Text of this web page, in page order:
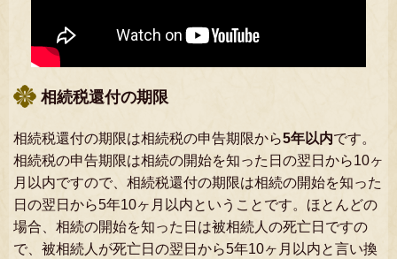
相続税還付の期限
相続税還付の期限は相続税の申告期限から5年以内です。
相続税の申告期限は相続の開始を知った日の翌日から10ヶ
月以内ですので、相続税還付の期限は相続の開始を知った
日の翌日から5年10ヶ月以内ということです。ほとんどの
場合、相続の開始を知った日は被相続人の死亡日ですの
で、被相続人が死亡日の翌日から5年10ヶ月以内と言い換